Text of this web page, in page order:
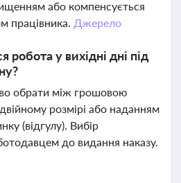
або компенсується
працівника. Джерело
робота у вихідні дні під
обрати між грошовою
розмірі або наданням
(відгулу). Вибір
до видання наказу.